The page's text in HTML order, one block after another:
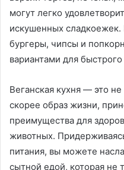
могут легко
искушенных сладкоежек.
бургеры, чипсы и
вариантами для
Веганская кухня — это
скорее образ жизни,
преимущества для
животных.
питания, вы можете
сытной едой, которая не